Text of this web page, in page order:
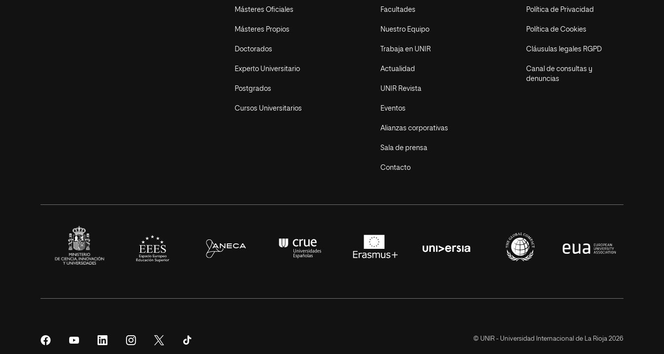
Másteres Oficiales
Másteres Propios
Doctorados
Experto Universitario
Postgrados
Cursos Universitarios
Facultades
Nuestro Equipo
Trabaja en UNIR
Actualidad
UNIR Revista
Eventos
Alianzas corporativas
Sala de prensa
Contacto
Política de Privacidad
Política de Cookies
Cláusulas legales RGPD
Canal de consultas y
denuncias
SíguenosSíguenos SíguenosSíguenos Síguenos
© UNIR - Universidad Internacional de La Rioja 2026